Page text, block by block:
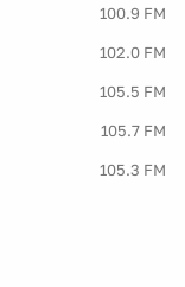
100.9 FM
102.0 FM
105.5 FM
105.7 FM
105.3 FM